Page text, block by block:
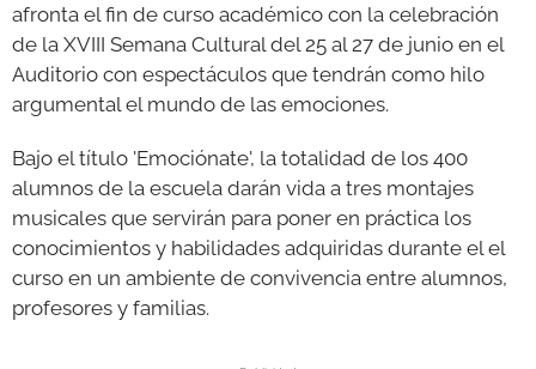
afronta el fin de curso académico con la celebración
de la XVIII Semana Cultural del 25 al 27 de junio en el
Auditorio con espectáculos que tendrán como hilo
argumental el mundo de las emociones.
Bajo el título 'Emociónate', la totalidad de los 400
alumnos de la escuela darán vida a tres montajes
musicales que servirán para poner en práctica los
conocimientos y habilidades adquiridas durante el el
curso en un ambiente de convivencia entre alumnos,
profesores y familias.